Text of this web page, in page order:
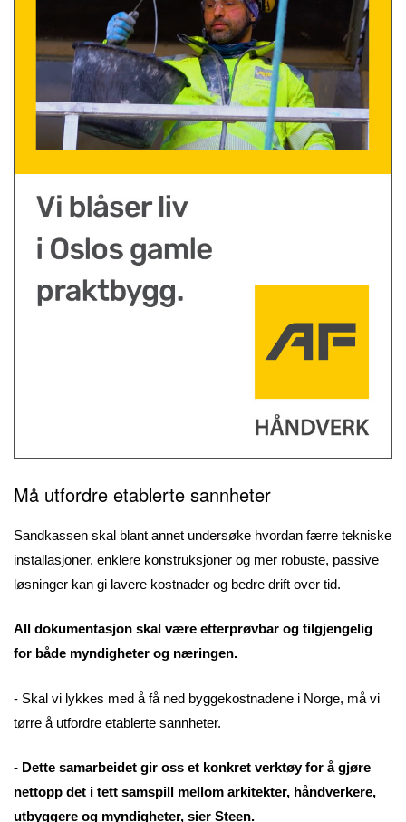
Må utfordre etablerte sannheter
Sandkassen skal blant annet undersøke hvordan færre tekniske
installasjoner, enklere konstruksjoner og mer robuste, passive
løsninger kan gi lavere kostnader og bedre drift over tid.
All dokumentasjon skal være etterprøvbar og tilgjengelig
for både myndigheter og næringen.
- Skal vi lykkes med å få ned byggekostnadene i Norge, må vi
tørre å utfordre etablerte sannheter.
- Dette samarbeidet gir oss et konkret verktøy for å gjøre
nettopp det i tett samspill mellom arkitekter, håndverkere,
utbyggere og myndigheter, sier Steen.